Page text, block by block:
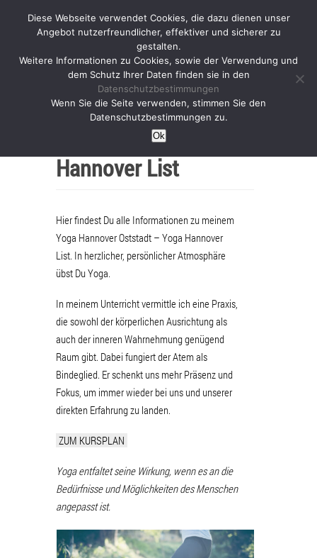
Yoga Hannover
Oststadt – Yoga
Hannover List
Hier findest Du alle Informationen zu meinem
Yoga Hannover Oststadt – Yoga Hannover
List. In herzlicher, persönlicher Atmosphäre
übst Du Yoga.
In meinem Unterricht vermittle ich eine Praxis,
die sowohl der körperlichen Ausrichtung als
auch der inneren Wahrnehmung genügend
Raum gibt. Dabei fungiert der Atem als
Bindeglied. Er schenkt uns mehr Präsenz und
Fokus, um immer wieder bei uns und unserer
direkten Erfahrung zu landen.
ZUM KURSPLAN
Yoga entfaltet seine Wirkung, wenn es an die
Bedürfnisse und Möglichkeiten des Menschen
angepasst ist.
Diese Webseite verwendet Cookies, die dazu dienen unser
Angebot nutzerfreundlicher, effektiver und sicherer zu
gestalten.
Weitere Informationen zu Cookies, sowie der Verwendung und
dem Schutz Ihrer Daten finden sie in den
Datenschutzbestimmungen
Wenn Sie die Seite verwenden, stimmen Sie den
Datenschutzbestimmungen zu.
Ok